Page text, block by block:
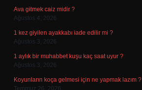
Ava gitmek caiz midir ?
Ağustos 4, 2026
1 kez giyilen ayakkabı iade edilir mi ?
Ağustos 3, 2026
1 aylık bir muhabbet kuşu kaç saat uyur ?
Ağustos 3, 2026
Koyunların koça gelmesi için ne yapmak lazım ?
Temmuz 26, 2026